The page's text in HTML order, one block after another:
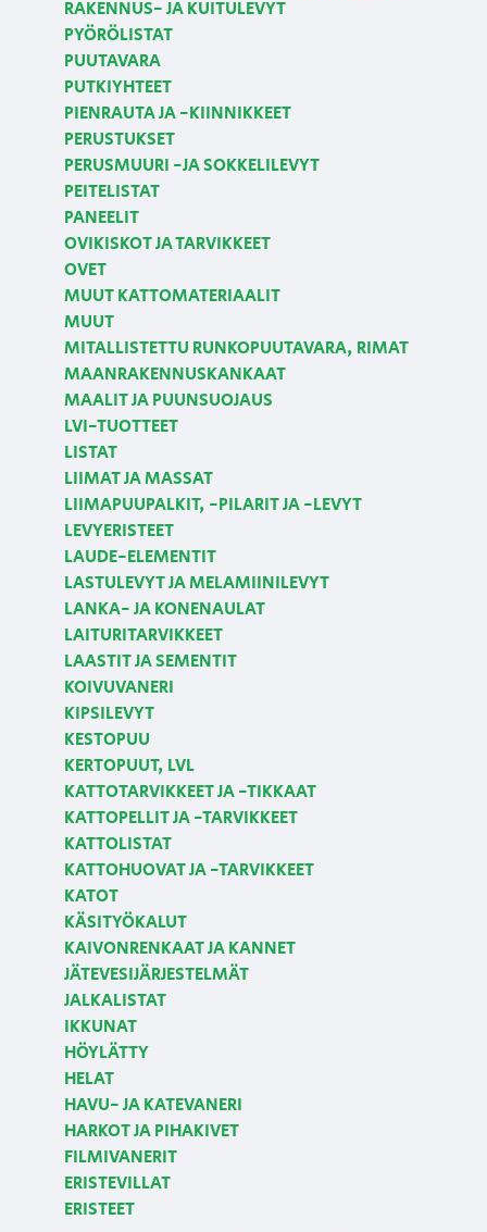
RAKENNUS- JA KUITULEVYT
PYÖRÖLISTAT
PUUTAVARA
PUTKIYHTEET
PIENRAUTA JA -KIINNIKKEET
PERUSTUKSET
PERUSMUURI -JA SOKKELILEVYT
PEITELISTAT
PANEELIT
OVIKISKOT JA TARVIKKEET
OVET
MUUT KATTOMATERIAALIT
MUUT
MITALLISTETTU RUNKOPUUTAVARA, RIMAT
MAANRAKENNUSKANKAAT
MAALIT JA PUUNSUOJAUS
LVI-TUOTTEET
LISTAT
LIIMAT JA MASSAT
LIIMAPUUPALKIT, -PILARIT JA -LEVYT
LEVYERISTEET
LAUDE-ELEMENTIT
LASTULEVYT JA MELAMIINILEVYT
LANKA- JA KONENAULAT
LAITURITARVIKKEET
LAASTIT JA SEMENTIT
KOIVUVANERI
KIPSILEVYT
KESTOPUU
KERTOPUUT, LVL
KATTOTARVIKKEET JA -TIKKAAT
KATTOPELLIT JA -TARVIKKEET
KATTOLISTAT
KATTOHUOVAT JA -TARVIKKEET
KATOT
KÄSITYÖKALUT
KAIVONRENKAAT JA KANNET
JÄTEVESIJÄRJESTELMÄT
JALKALISTAT
IKKUNAT
HÖYLÄTTY
HELAT
HAVU- JA KATEVANERI
HARKOT JA PIHAKIVET
FILMIVANERIT
ERISTEVILLAT
ERISTEET